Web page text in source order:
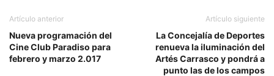
Artículo anterior
Nueva programación del
Cine Club Paradiso para
febrero y marzo 2.017
Artículo siguiente
La Concejalía de Deportes
renueva la iluminación del
Artés Carrasco y pondrá a
punto las de los campos